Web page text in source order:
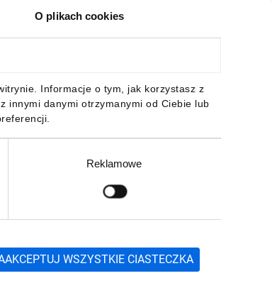
O plikach cookies
Informacje o tym, jak korzystasz z
innymi danymi otrzymanymi od Ciebie lub
Reklamowe
WSZYSTKIE CIASTECZKA
brutto 383,94 zł brutto
ZAPISZ SIĘ